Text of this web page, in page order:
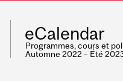
eCalendar
Programmes, cours et
Automne 2022 – Été